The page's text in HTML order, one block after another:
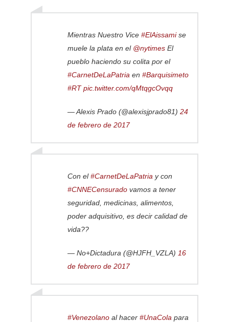
Mientras Nuestro Vice #ElAissamise
muele la plata en el @nytimes El
pueblo haciendo su colita por el
#CarnetDeLaPatria en #Barquisimeto
#RT pic.twitter.com/qMtqgcOvqq
— Alexis Prado (@alexisjprado81) 24
de febrero de 2017
Con el#CarnetDeLaPatria y con
#CNNECensurado vamos a tener
seguridad, medicinas, alimentos,
poder adquisitivo, es decir calidad de
vida??
— No+Dictadura (@HJFH_VZLA) 16
de febrero de 2017
#Venezolano al hacer #UnaCola para